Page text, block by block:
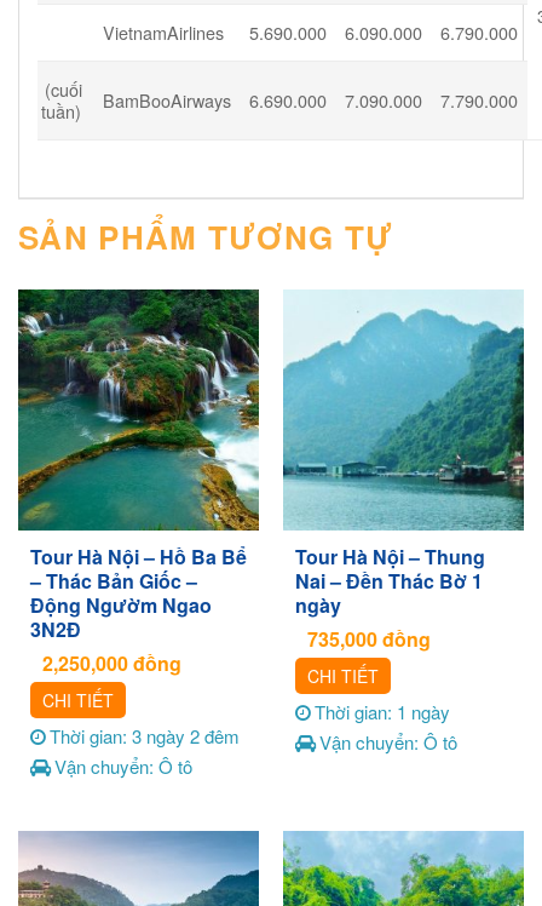
VietnamAirlines 5.690.000 6.090.000 6.790.000
(cuối
tuần)
BamBooAirways 6.690.000 7.090.000 7.790.000
SẢN PHẨM TƯƠNG TỰ
Tour Hà Nội – Hồ Ba Bể
– Thác Bản Giốc –
Động Ngườm Ngao
3N2Đ
2,250,000đồng
CHI TIẾT
Thời gian: 3 ngày 2 đêm
Vận chuyển: Ô tô
Tour Hà Nội – Thung
Nai – Đền Thác Bờ 1
ngày
735,000đồng
CHI TIẾT
Thời gian: 1 ngày
Vận chuyển: Ô tô